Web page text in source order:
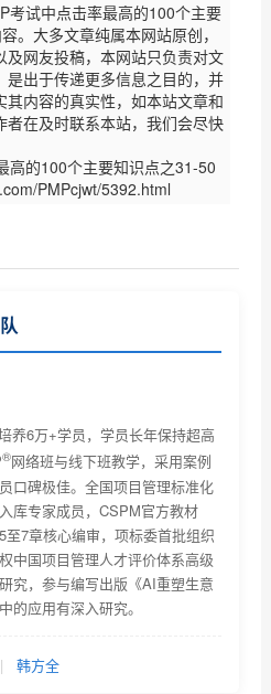
考试中点击率最高的100个主要
。大多文章纯属本网站原创，
网友投稿，本网站只负责对文
出于传递更多信息之目的，并
内容的真实性，如本站文章和
在及时联系本站，我们会尽快
高的100个主要知识点之31-50
PMPcjwt/5392.html
？
迎
些
哪些信息？
是如何做的？
养6万+学员，学员长年保持超高
®网络班与线下班教学，采用案例
口碑极佳。全国项目管理标准化
库专家成员，CSPM官方教材
至7章核心编审，项标委首批组织
中国项目管理人才评价体系高级
究，参与编写出版《AI重塑生意
的应用有深入研究。
| 韩方全